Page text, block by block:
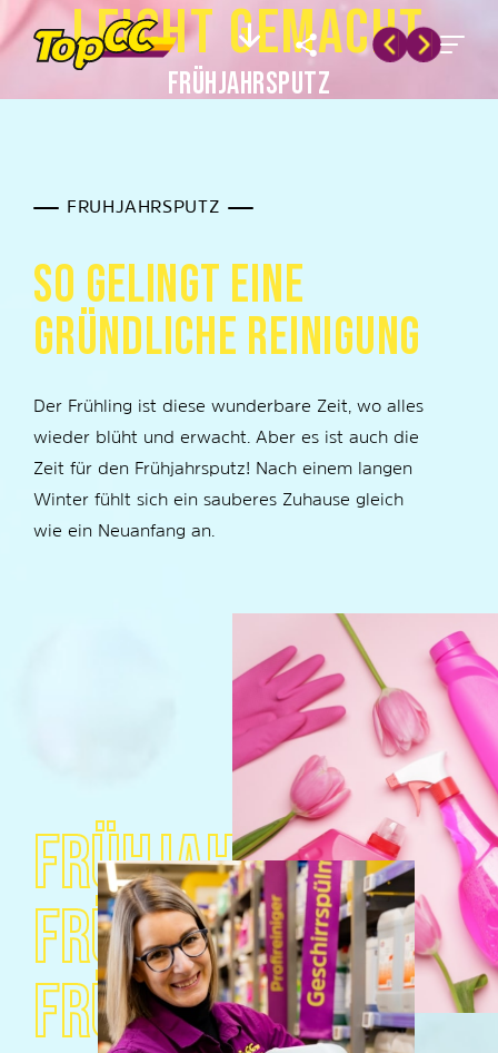
FRÜHJAHRSPUTZ
LEICHT GEMACHT
FRÜHJAHRSPUTZ
SO GELINGT EINE
GRÜNDLICHE REINIGUNG
Der Frühling ist diese wunderbare Zeit, wo alles
wieder blüht und erwacht. Aber es ist auch die
Zeit für den Frühjahrsputz! Nach einem langen
Winter fühlt sich ein sauberes Zuhause gleich
wie ein Neuanfang an.
FRÜHJAHRSPUTZ
FRÜHJAHRSPUTZ
FRÜHJAHRSPUTZ